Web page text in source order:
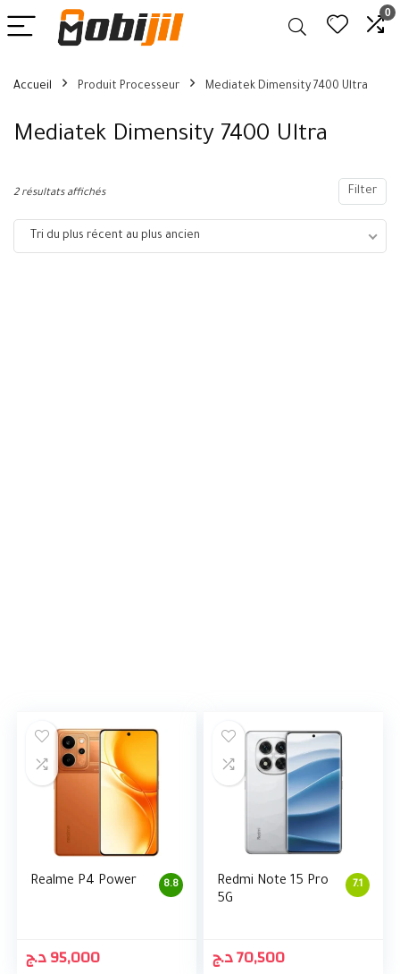
0
Accueil Produit Processeur Mediatek Dimensity 7400 Ultra
Mediatek Dimensity 7400 Ultra
Filter
2 résultats affichés
Tri du plus récent au plus ancien
8.8
Realme P4 Power
95,000د.ج
7.1
Redmi Note 15 Pro
5G
70,500د.ج